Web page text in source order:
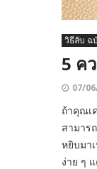
วิธีลับ ฉ
5 ค
07/
ถ้าคุณเ
สามาร
หยิบมา
ง่าย ๆ